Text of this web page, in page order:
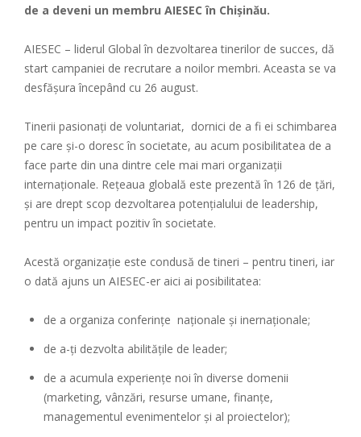
de a deveni un membru AIESEC în Chișinău.
AIESEC – liderul Global în dezvoltarea tinerilor de succes, dă
start campaniei de recrutare a noilor membri. Aceasta se va
desfășura începând cu 26 august.
Tinerii pasionați de voluntariat, dornici de a fi ei schimbarea
pe care și-o doresc în societate, au acum posibilitatea de a
face parte din una dintre cele mai mari organizații
internaționale. Rețeaua globală este prezentă în 126 de țări,
și are drept scop dezvoltarea potențialului de leadership,
pentru un impact pozitiv în societate.
Acestă organizație este condusă de tineri – pentru tineri, iar
o dată ajuns un AIESEC-er aici ai posibilitatea:
de a organiza conferințe naționale și inernaționale;
de a-ți dezvolta abilitățile de leader;
de a acumula experiențe noi în diverse domenii
(marketing, vânzări, resurse umane, finanțe,
managementul evenimentelor și al proiectelor);